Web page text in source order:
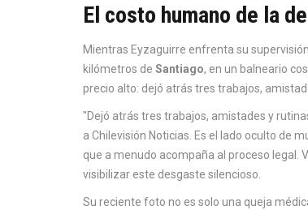
El costo humano de la
Mientras Eyzaguirre enfrenta su
kilómetros de Santiago, en un balneario
precio alto: dejó atrás tres trabajos,
"Dejó atrás tres trabajos, amistades y
a Chilevisión Noticias. Es el lado oculto de
que a menudo acompaña al proceso legal.
visibilizar este desgaste silencioso.
Su reciente foto no es solo una queja